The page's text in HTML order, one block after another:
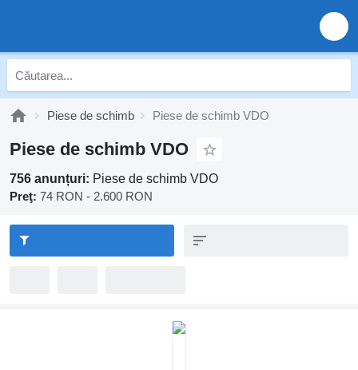
Piese de schimb Piese de schimb VDO
Piese de schimb VDO
756 anunțuri: Piese de schimb VDO
Preţ: 74 RON - 2.600 RON